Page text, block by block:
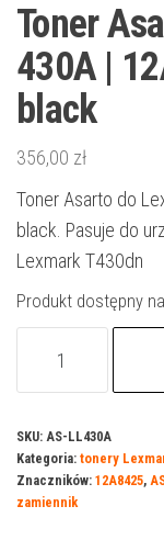
Toner
430A |
black
356,00 zł
Toner Asarto do
black. Pasuje do
Lexmark T430dn
Produkt dostępny
do
Lexmark
430A
SKU: AS-LL430A
Kategoria: tonery
Znaczników: 12A8425,
zamiennik